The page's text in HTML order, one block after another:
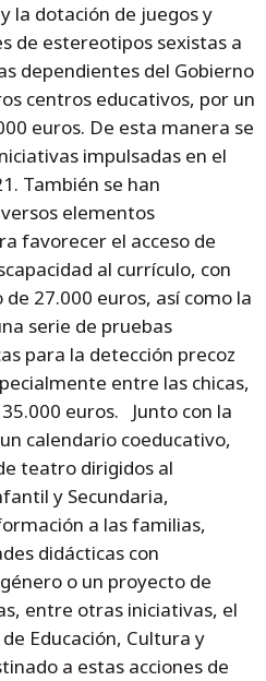
la dotación de juegos y
de estereotipos sexistas a
dependientes del Gobierno
centros educativos, por un
euros. De esta manera se
impulsadas en el
También se han
elementos
favorecer el acceso de
al currículo, con
27.000 euros, así como la
serie de pruebas
para la detección precoz
entre las chicas,
euros. Junto con la
calendario coeducativo,
teatro dirigidos al
y Secundaria,
a las familias,
didácticas con
o un proyecto de
entre otras iniciativas, el
Educación, Cultura y
a estas acciones de